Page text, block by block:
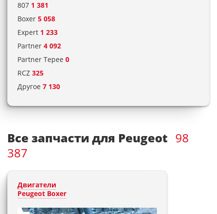
807 1 381
Boxer 5 058
Expert 1 233
Partner 4 092
Partner Tepee 0
RCZ 325
Другое 7 130
Все запчасти для Peugeot 98
387
Двигатели
Peugeot Boxer